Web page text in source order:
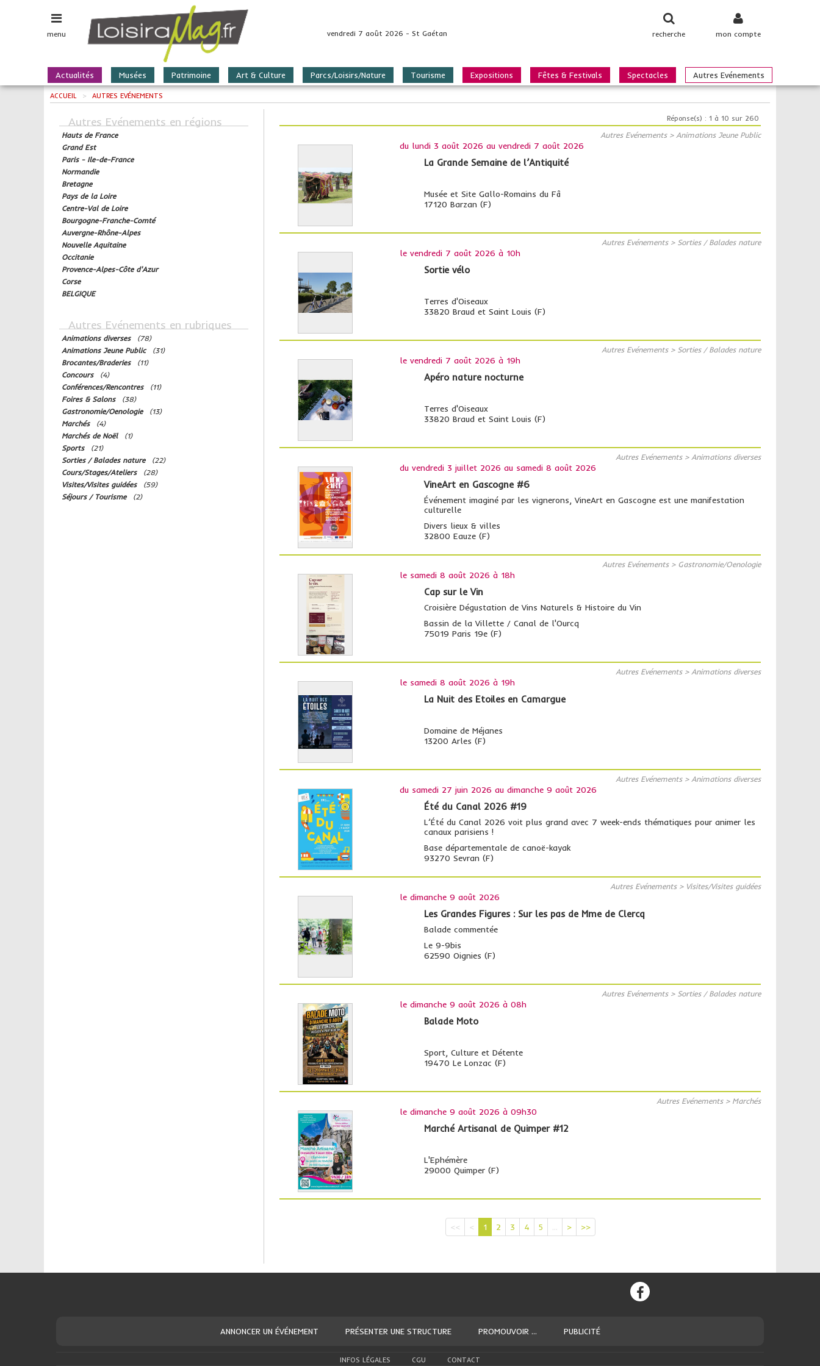
menu mon compte
recherche
vendredi 7 août 2026 - St Gaétan
Actualités Musées Patrimoine Art & Culture Parcs/Loisirs/Nature Tourisme Expositions Fêtes & Festivals Spectacles Autres Evénements
ACCUEIL > AUTRES EVÉNEMENTS
Réponse(s) : 1 à 10 sur 260
Autres Evénements > Animations Jeune Public
du lundi 3 août 2026 auvendredi 7 août 2026
La Grande Semaine de l’Antiquité
Musée et Site Gallo-Romains du Fâ
17120 Barzan (F)
Autres Evénements > Sorties / Balades nature
levendredi 7 août 2026 à 10h
Sortie vélo
Terres d'Oiseaux
33820 Braud et Saint Louis (F)
Autres Evénements > Sorties / Balades nature
levendredi 7 août 2026 à 19h
Apéro nature nocturne
Terres d'Oiseaux
33820 Braud et Saint Louis (F)
Autres Evénements > Animations diverses
duvendredi 3 juillet 2026 au samedi 8 août 2026
VineArt en Gascogne #6
Événement imaginé par les vignerons, VineArt en Gascogne est une manifestation
culturelle
Divers lieux & villes
32800 Eauze (F)
Autres Evénements > Gastronomie/Oenologie
le samedi 8 août 2026 à 18h
Cap sur le Vin
Croisière Dégustation de Vins Naturels & Histoire du Vin
Bassin de la Villette / Canal de l'Ourcq
75019 Paris 19e (F)
Autres Evénements > Animations diverses
le samedi 8 août 2026 à 19h
La Nuit des Etoiles en Camargue
Domaine de Méjanes
13200 Arles (F)
Autres Evénements > Animations diverses
du samedi 27 juin 2026 audimanche 9 août 2026
Été du Canal 2026 #19
L’Été du Canal 2026 voit plus grand avec 7 week-ends thématiques pour animer les
canaux parisiens !
Base départementale de canoë-kayak
93270 Sevran (F)
Autres Evénements > Visites/Visites guidées
le dimanche 9 août 2026
Les Grandes Figures : Sur les pas de Mme de Clercq
Balade commentée
Le 9-9bis
62590 Oignies (F)
Autres Evénements > Sorties / Balades nature
ledimanche 9 août 2026 à 08h
Balade Moto
Sport, Culture et Détente
19470 Le Lonzac (F)
Autres Evénements > Marchés
ledimanche 9 août 2026 à 09h30
Marché Artisanal de Quimper #12
L'Ephémère
29000 Quimper (F)
<< < 1 2 3 4 5 ... > >>
Autres Evénements en régions
Hauts de France
Grand Est
Paris - Ile-de-France
Normandie
Bretagne
Pays de la Loire
Centre-Val de Loire
Bourgogne-Franche-Comté
Auvergne-Rhône-Alpes
Nouvelle Aquitaine
Occitanie
Provence-Alpes-Côte d'Azur
Corse
BELGIQUE
Autres Evénements en rubriques
Animations diverses
(78)
Animations Jeune Public
(31)
Brocantes/Braderies
(11)
Concours
(4)
Conférences/Rencontres
(11)
Foires & Salons
(38)
Gastronomie/Oenologie
(13)
Marchés
(4)
Marchés de Noël
(1)
Sports
(21)
Sorties / Balades nature
(22)
Cours/Stages/Ateliers
(28)
Visites/Visites guidées
(59)
Séjours / Tourisme
(2)
ANNONCER UN ÉVÉNEMENT PRÉSENTER UNE STRUCTURE PROMOUVOIR ... PUBLICITÉ
INFOS LÉGALES CGU CONTACT